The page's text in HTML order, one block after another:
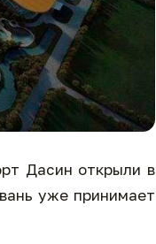
Дасин открыли в
уже принимает